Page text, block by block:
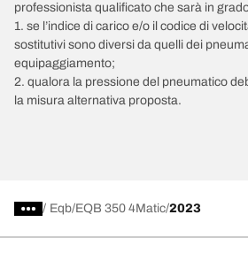
professionista qualificato che sarà in
1. se l’indice di carico e/o il codice di
sostitutivi sono diversi da quelli dei
equipaggiamento;
2. qualora la pressione del pneumatico
la misura alternativa proposta.
/ Eqb EQB 350 4Matic 2023